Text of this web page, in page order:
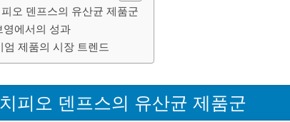
오 덴프스의 유산균 제품군
영에서의 성과
엄 제품의 시장 트렌드
피오 덴프스의 유산균 제품군